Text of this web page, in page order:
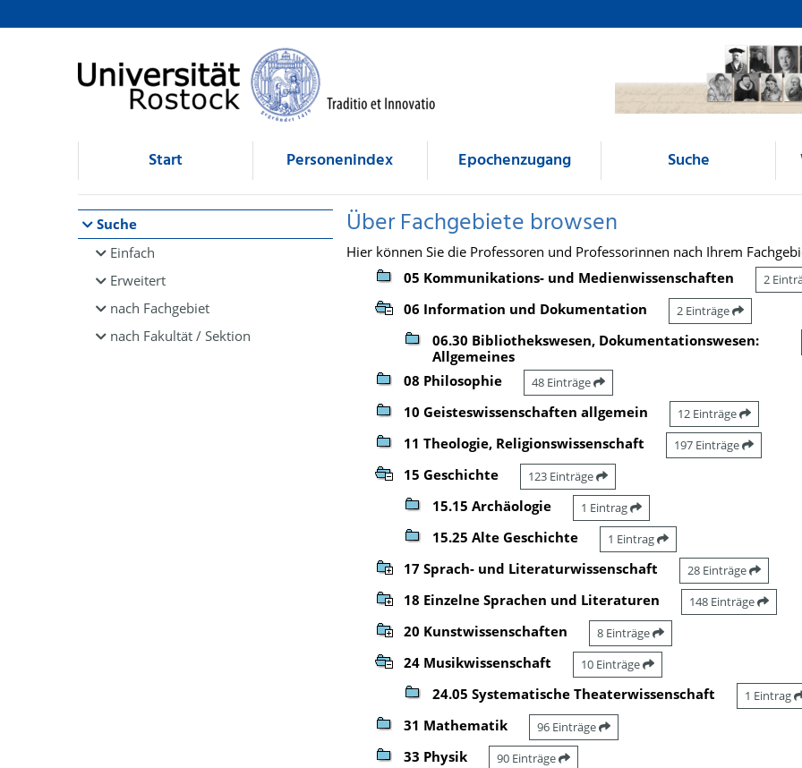
Browsen
direkt zum Inhalt
Start Personenindex Epochenzugang Suche
Suche
Einfach
Erweitert
nach Fachgebiet
nach Fakultät / Sektion
Über Fachgebiete browsen
Hier können Sie die Professoren und Professorinnen nach Ihrem
05 Kommunikations- und Medienwissenschaften
2
06 Information und Dokumentation 2 Einträge
06.30 Bibliothekswesen, Dokumentationswesen:
Allgemeines
08 Philosophie 48 Einträge
10 Geisteswissenschaften allgemein 12 Einträge
11 Theologie, Religionswissenschaft 197 Einträge
15 Geschichte 123 Einträge
15.15 Archäologie 1 Eintrag
15.25 Alte Geschichte 1 Eintrag
17 Sprach- und Literaturwissenschaft 28 Einträge
18 Einzelne Sprachen und Literaturen 148 Einträge
20 Kunstwissenschaften 8 Einträge
24 Musikwissenschaft 10 Einträge
24.05 Systematische Theaterwissenschaft 1 Eintrag
31 Mathematik 96 Einträge
33 Physik 90 Einträge